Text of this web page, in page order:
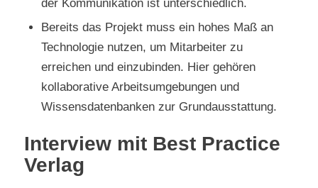
der Kommunikation ist unterschiedlich.
Bereits das Projekt muss ein hohes Maß an
Technologie nutzen, um Mitarbeiter zu
erreichen und einzubinden. Hier gehören
kollaborative Arbeitsumgebungen und
Wissensdatenbanken zur Grundausstattung.
Interview mit Best Practice
Verlag